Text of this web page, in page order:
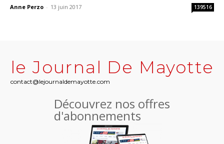
Anne Perzo - 13 juin 2017 139516
le Journal De Mayotte
contact@lejournaldemayotte.com
Découvrez nos offres
d'abonnements